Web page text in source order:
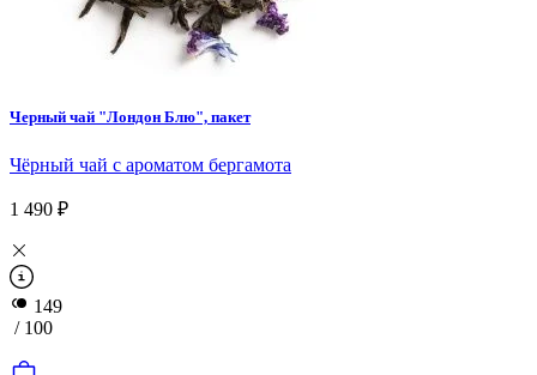
Черный чай "Лондон Блю", пакет
Чёрный чай с ароматом бергамота
1 490 ₽
149
/ 100